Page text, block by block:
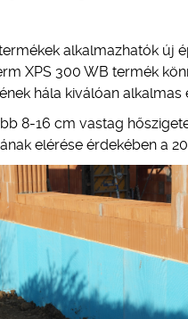
alkalmazhatók új
XPS 300 WB termék
hála kiválóan alkalmas
8-16 cm vastag
elérése érdekében a